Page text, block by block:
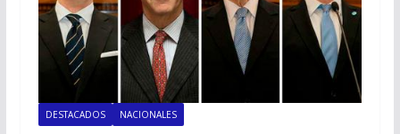
DESTACADOS NACIONALES